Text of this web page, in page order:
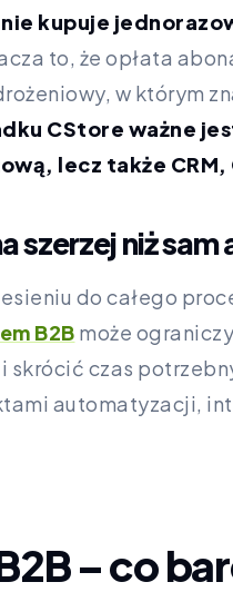
kupuje
to, że opłata
w którym
CStore ważne
lecz także CRM,
szerzej niż
do całego
B2B może
czas
automatyzacji,
– co